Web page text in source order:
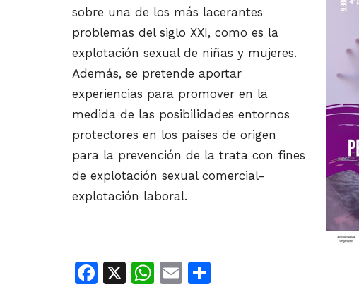
sobre una de los más lacerantes
problemas del siglo XXI, como es la
explotación sexual de niñas y mujeres.
Además, se pretende aportar
experiencias para promover en la
medida de las posibilidades entornos
protectores en los países de origen
para la prevención de la trata con fines
de explotación sexual comercial-
explotación laboral.
Facebook
X WhatsApp
Email